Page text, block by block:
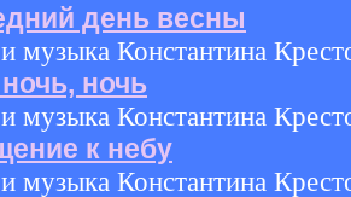
день весны
музыка Константина
ночь
музыка Константина
к небу
музыка Константина